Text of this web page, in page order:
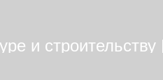
и строительству